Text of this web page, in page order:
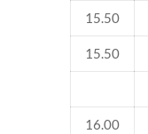
15.50
15.50
16.00